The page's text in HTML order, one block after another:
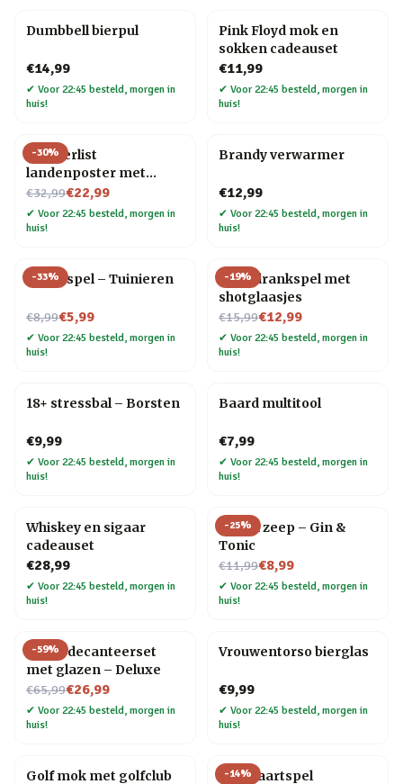
Dumbbell bierpul
€14,99
✔ Voor 22:45 besteld, morgen in
huis!
Pink Floyd mok en
sokken cadeauset
€11,99
✔ Voor 22:45 besteld, morgen in
huis!
-30%
Wanderlist
landenposter met
krasfolie
€32,99
Nu voor€22,99
✔ Voor 22:45 besteld, morgen in
huis!
Brandy verwarmer
€12,99
✔ Voor 22:45 besteld, morgen in
huis!
-33%
Trivia spel – Tuinieren
€8,99
Nu voor€5,99
✔ Voor 22:45 besteld, morgen in
huis!
-19%
Ludo drankspel met
shotglaasjes
€15,99
Nu voor€12,99
✔ Voor 22:45 besteld, morgen in
huis!
18+ stressbal – Borsten
€9,99
✔ Voor 22:45 besteld, morgen in
huis!
Baard multitool
€7,99
✔ Voor 22:45 besteld, morgen in
huis!
Whiskey en sigaar
cadeauset
€28,99
✔ Voor 22:45 besteld, morgen in
huis!
-25%
Drank zeep – Gin &
Tonic
€11,99
Nu voor€8,99
✔ Voor 22:45 besteld, morgen in
huis!
-59%
Globe decanteerset
met glazen – Deluxe
€65,99
Nu voor€26,99
✔ Voor 22:45 besteld, morgen in
huis!
Vrouwentorso bierglas
€9,99
✔ Voor 22:45 besteld, morgen in
huis!
Golf mok met golfclub
-14%
Bier kaartspel